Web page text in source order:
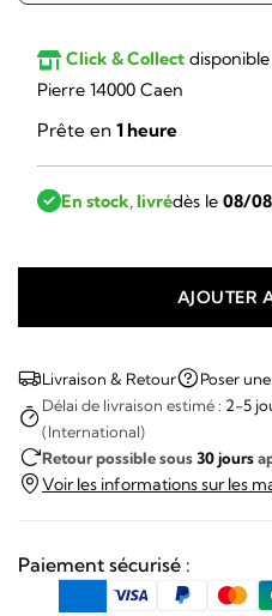
Click & Collect
Pierre 14000 Caen
Prête en 1 heure
En stock, livrédès le 08/
March
Lab
AM89
Navy
AJOUTER
Livraison & Retour Poser
Délai de livraison estimé : 2-5
(International)
Retour possible sous30 jours
Voir les informations sur les
Paiement sécurisé :